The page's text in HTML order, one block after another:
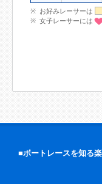
お好みレーサーは
女子レーサーには
■ボートレースを知る